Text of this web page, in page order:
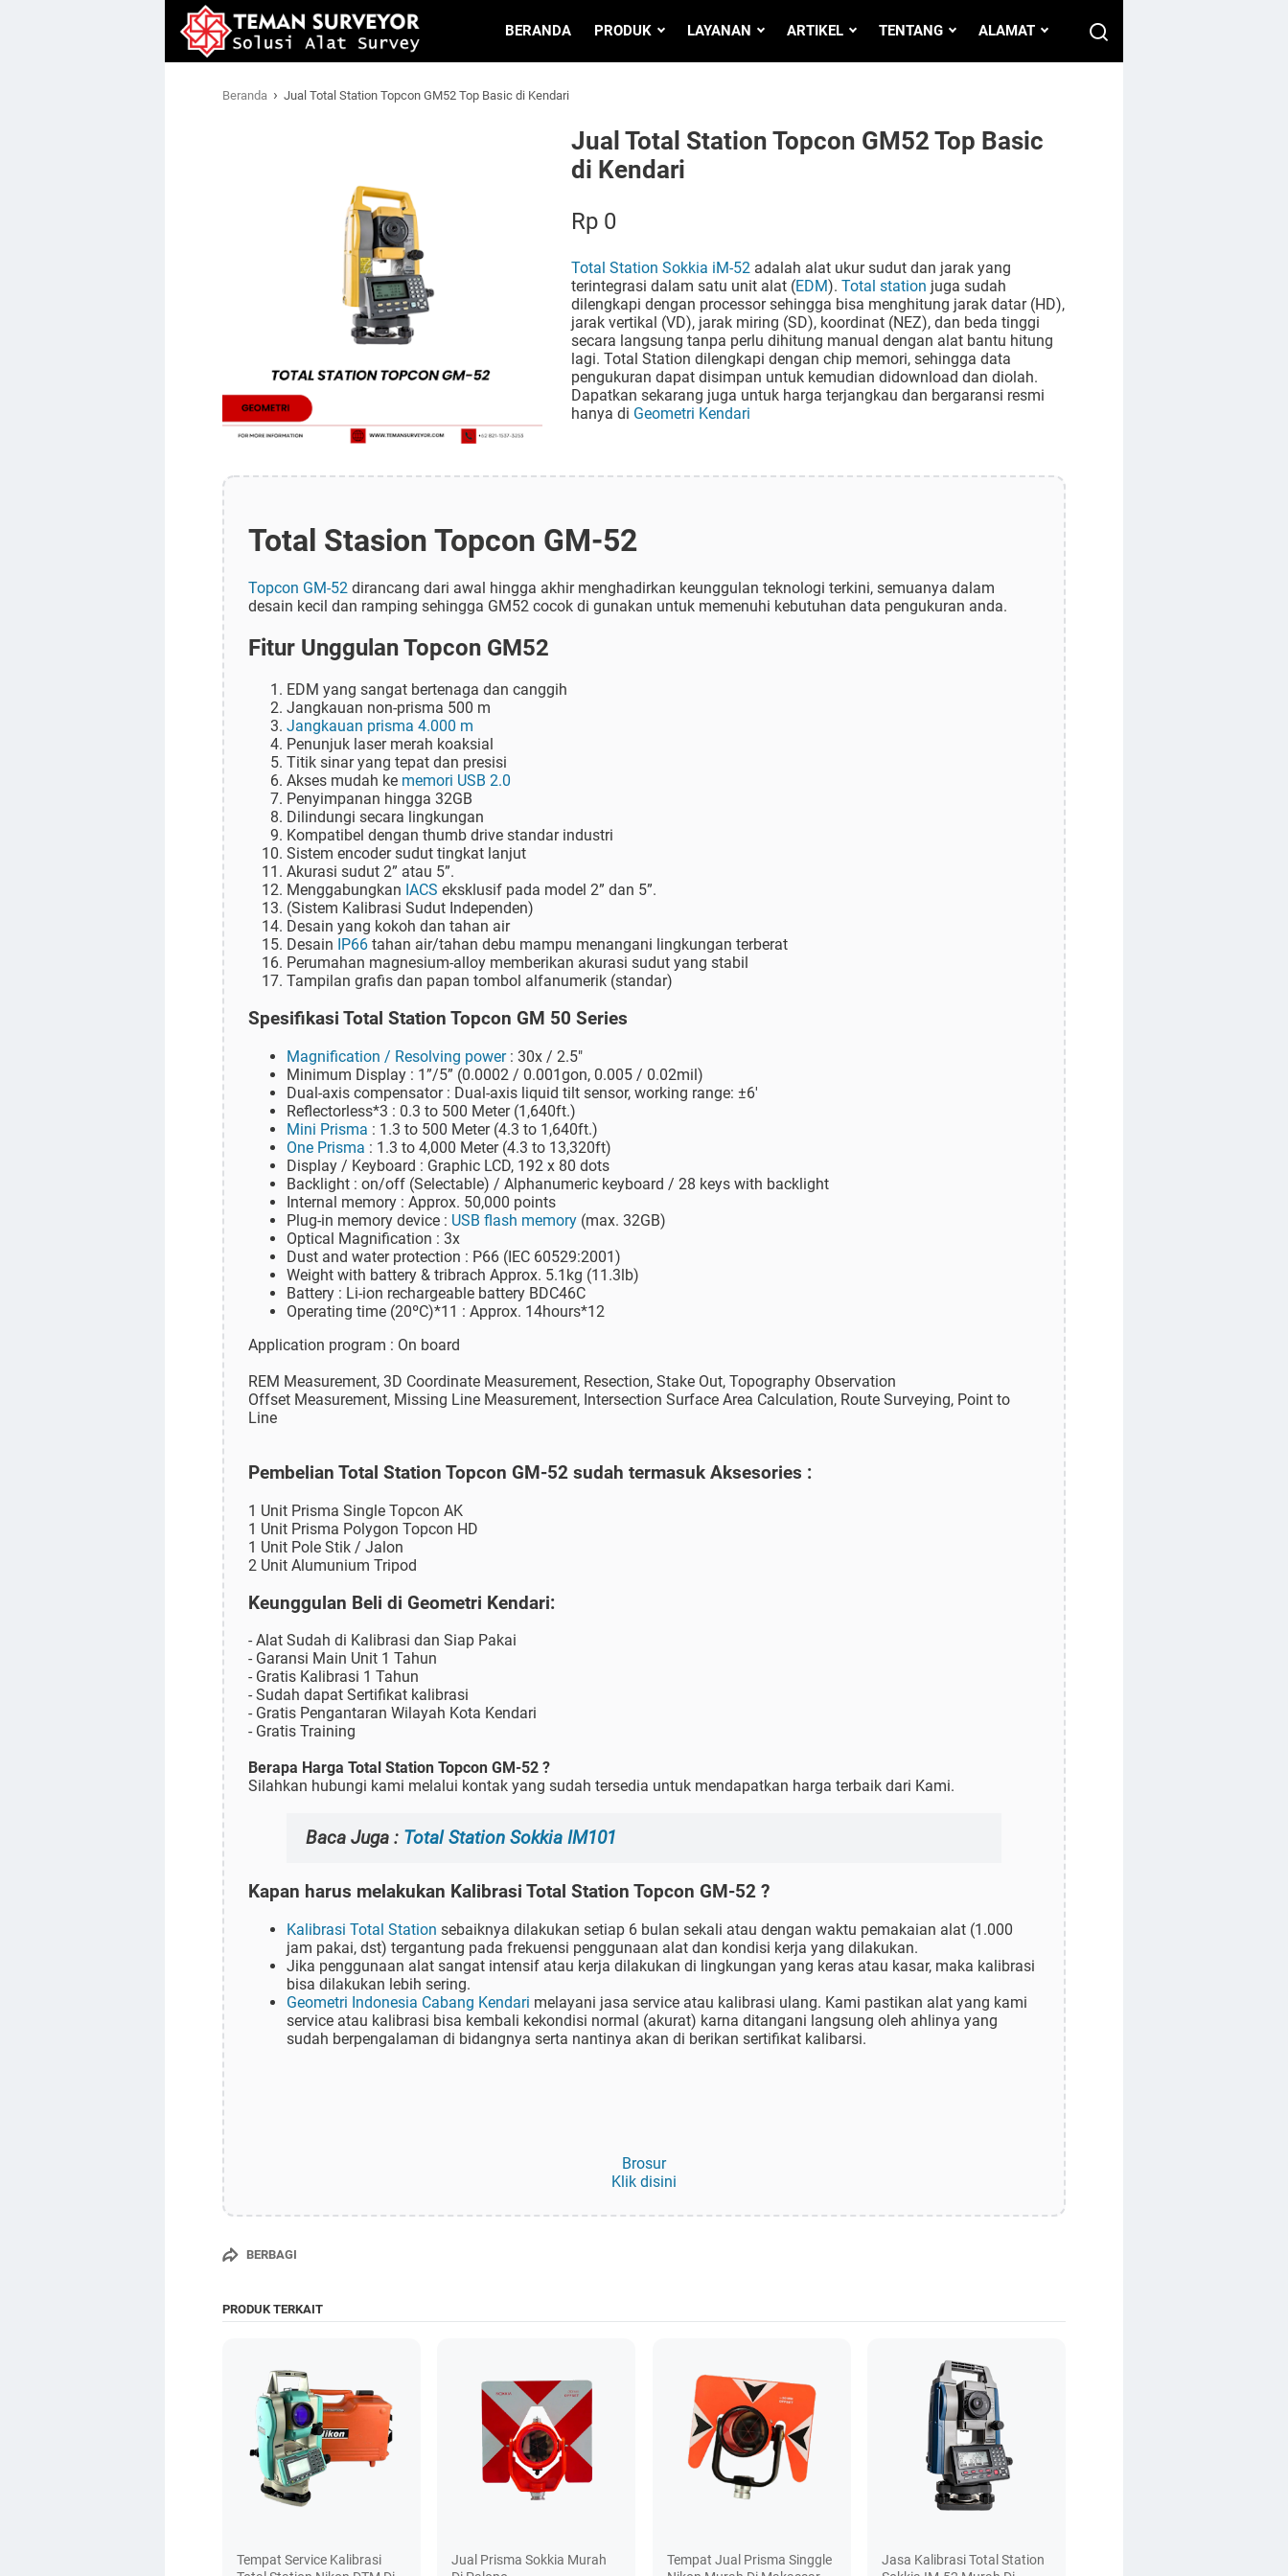
BERANDA PRODUK LAYANAN ARTIKEL TENTANG ALAMAT
Beranda › Jual Total Station Topcon GM52 Top Basic di Kendari
Jual Total Station Topcon GM52 Top Basic
di Kendari
Rp 0
Total Station Sokkia iM-52 adalah alat ukur sudut dan jarak yang
terintegrasi dalam satu unit alat (EDM).Total station juga sudah
dilengkapi dengan processor sehingga bisa menghitung jarak datar (HD),
jarak vertikal (VD), jarak miring (SD), koordinat (NEZ), dan beda tinggi
secara langsung tanpa perlu dihitung manual dengan alat bantu hitung
lagi. Total Station dilengkapi dengan chip memori, sehingga data
pengukuran dapat disimpan untuk kemudian didownload dan diolah.
Dapatkan sekarang juga untuk harga terjangkau dan bergaransi resmi
hanya di Geometri Kendari
Total Stasion Topcon GM-52
Topcon GM-52 dirancang dari awal hingga akhir menghadirkan keunggulan teknologi terkini, semuanya dalam
desain kecil dan ramping sehingga GM52 cocok di gunakan untuk memenuhi kebutuhan data pengukuran anda.
Fitur Unggulan Topcon GM52
EDM yang sangat bertenaga dan canggih
Jangkauan non-prisma 500 m
Jangkauan prisma 4.000 m
Penunjuk laser merah koaksial
Titik sinar yang tepat dan presisi
Akses mudah ke memori USB 2.0
Penyimpanan hingga 32GB
Dilindungi secara lingkungan
Kompatibel dengan thumb drive standar industri
Sistem encoder sudut tingkat lanjut
Akurasi sudut 2” atau 5”.
Menggabungkan IACS eksklusif pada model 2” dan 5”.
(Sistem Kalibrasi Sudut Independen)
Desain yang kokoh dan tahan air
Desain IP66 tahan air/tahan debu mampu menangani lingkungan terberat
Perumahan magnesium-alloy memberikan akurasi sudut yang stabil
Tampilan grafis dan papan tombol alfanumerik (standar)
Spesifikasi Total Station Topcon GM 50 Series
Magnification / Resolving power: 30x / 2.5"
Minimum Display : 1”/5” (0.0002 / 0.001gon, 0.005 / 0.02mil)
Dual-axis compensator : Dual-axis liquid tilt sensor, working range: ±6'
Reflectorless*3 : 0.3 to 500 Meter (1,640ft.)
Mini Prisma : 1.3 to 500 Meter (4.3 to 1,640ft.)
One Prisma : 1.3 to 4,000 Meter (4.3 to 13,320ft)
Display / Keyboard : Graphic LCD, 192 x 80 dots
Backlight : on/off (Selectable) / Alphanumeric keyboard / 28 keys with backlight
Internal memory : Approx. 50,000 points
Plug-in memory device : USB flash memory (max. 32GB)
Optical Magnification : 3x
Dust and water protection : P66 (IEC 60529:2001)
Weight with battery & tribrach Approx. 5.1kg (11.3lb)
Battery : Li-ion rechargeable battery BDC46C
Operating time (20ºC)*11 : Approx. 14hours*12
Application program : On board
REM Measurement, 3D Coordinate Measurement, Resection, Stake Out, Topography Observation
Offset Measurement, Missing Line Measurement, Intersection Surface Area Calculation, Route Surveying, Point to
Line
Pembelian Total Station Topcon GM-52 sudah termasuk Aksesories :
1 Unit Prisma Single Topcon AK
1 Unit Prisma Polygon Topcon HD
1 Unit Pole Stik / Jalon
2 Unit Alumunium Tripod
Keunggulan Beli di Geometri Kendari:
- Alat Sudah di Kalibrasi dan Siap Pakai
- Garansi Main Unit 1 Tahun
- Gratis Kalibrasi 1 Tahun
- Sudah dapat Sertifikat kalibrasi
- Gratis Pengantaran Wilayah Kota Kendari
- Gratis Training
Berapa Harga Total Station Topcon GM-52 ?
Silahkan hubungi kami melalui kontak yang sudah tersedia untuk mendapatkan harga terbaik dari Kami.
Baca Juga : Total Station Sokkia IM101
Kapan harus melakukan Kalibrasi Total Station Topcon GM-52 ?
Kalibrasi Total Station sebaiknya dilakukan setiap 6 bulan sekali atau dengan waktu pemakaian alat (1.000
jam pakai, dst) tergantung pada frekuensi penggunaan alat dan kondisi kerja yang dilakukan.
Jika penggunaan alat sangat intensif atau kerja dilakukan di lingkungan yang keras atau kasar, maka kalibrasi
bisa dilakukan lebih sering.
Geometri Indonesia Cabang Kendari melayani jasa service atau kalibrasi ulang. Kami pastikan alat yang kami
service atau kalibrasi bisa kembali kekondisi normal (akurat) karna ditangani langsung oleh ahlinya yang
sudah berpengalaman di bidangnya serta nantinya akan di berikan sertifikat kalibarsi.
Brosur
Klik disini
BERBAGI
PRODUK TERKAIT
Tempat Service Kalibrasi
Jual Prisma Sokkia Murah
Tempat Jual Prisma Singgle
Jasa Kalibrasi Total Station